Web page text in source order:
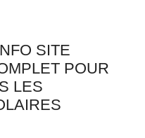
SITE
POUR
LES